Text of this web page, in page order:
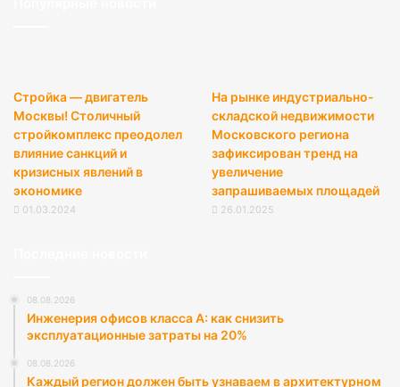
Стройка — двигатель
Москвы! Столичный
стройкомплекс преодолел
влияние санкций и
кризисных явлений в
экономике
01.03.2024
На рынке индустриально-
складской недвижимости
Московского региона
зафиксирован тренд на
увеличение
запрашиваемых площадей
26.01.2025
08.08.2026
Инженерия офисов класса А: как снизить
эксплуатационные затраты на 20%
08.08.2026
Каждый регион должен быть узнаваем в архитектурном